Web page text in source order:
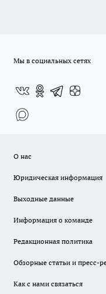
Мы в социальных сетях
О нас
Юридическая информация
Выходные данные
Информация о команде
Редакционная политика
Обзорные статьи и пресс-
Как с нами связаться